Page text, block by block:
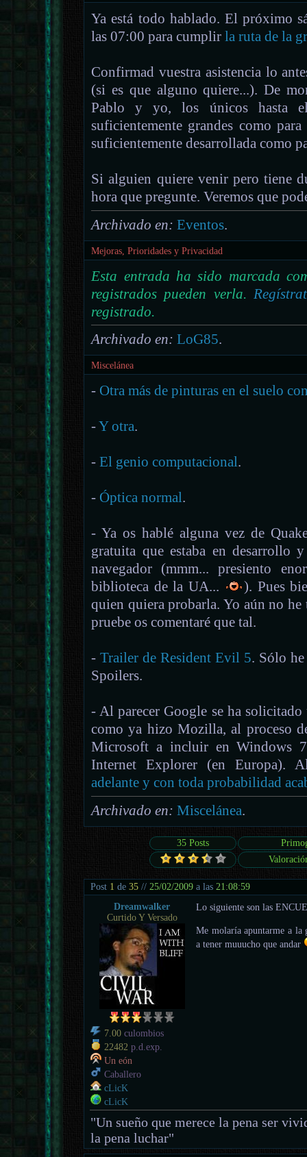
Ya está todo hablado. El próximo
las 07:00 para cumplirla ruta de la
Confirmad vuestra asistencia lo
(si es que alguno quiere...). De
Pablo y yo, los únicos hasta
suficientemente grandes como
suficientemente desarrollada como
Si alguien quiere venir pero tiene
hora que pregunte. Veremos que
Archivado en: Eventos.
Mejoras, Prioridades y Privacidad
Esta entrada ha sido marcada
registrados pueden verla.
registrado.
Archivado en: LoG85.
Miscelánea
- Otra más de pinturas en el suelo
-Y otra.
-El genio computacional.
- Óptica normal.
- Ya os hablé alguna vez de
gratuita que estaba en desarrollo
navegador (mmm... presiento
biblioteca de la UA...
). Pues
quien quiera probarla. Yo aún no
pruebe os comentaré que tal.
-Trailer de Resident Evil 5. Sólo
Spoilers.
- Al parecer Google se ha
como ya hizo Mozilla, al proceso
Microsoft a incluir en Windows 7
Internet Explorer (en Europa).
adelante y con toda probabilidad
Archivado en: Miscelánea.
35 Posts
Post 1 de35 // 25/02/2009 a las 21:08:59
Dreamwalker
Curtido Y Versado
7.00 culombios
22482 p.d.exp.
Un eón
Caballero
cLicK
cLicK
Lo siguiente son las
Me molaría apuntarme a
a tener muuucho que andar
"Un sueño que merece la pena ser
la pena luchar"